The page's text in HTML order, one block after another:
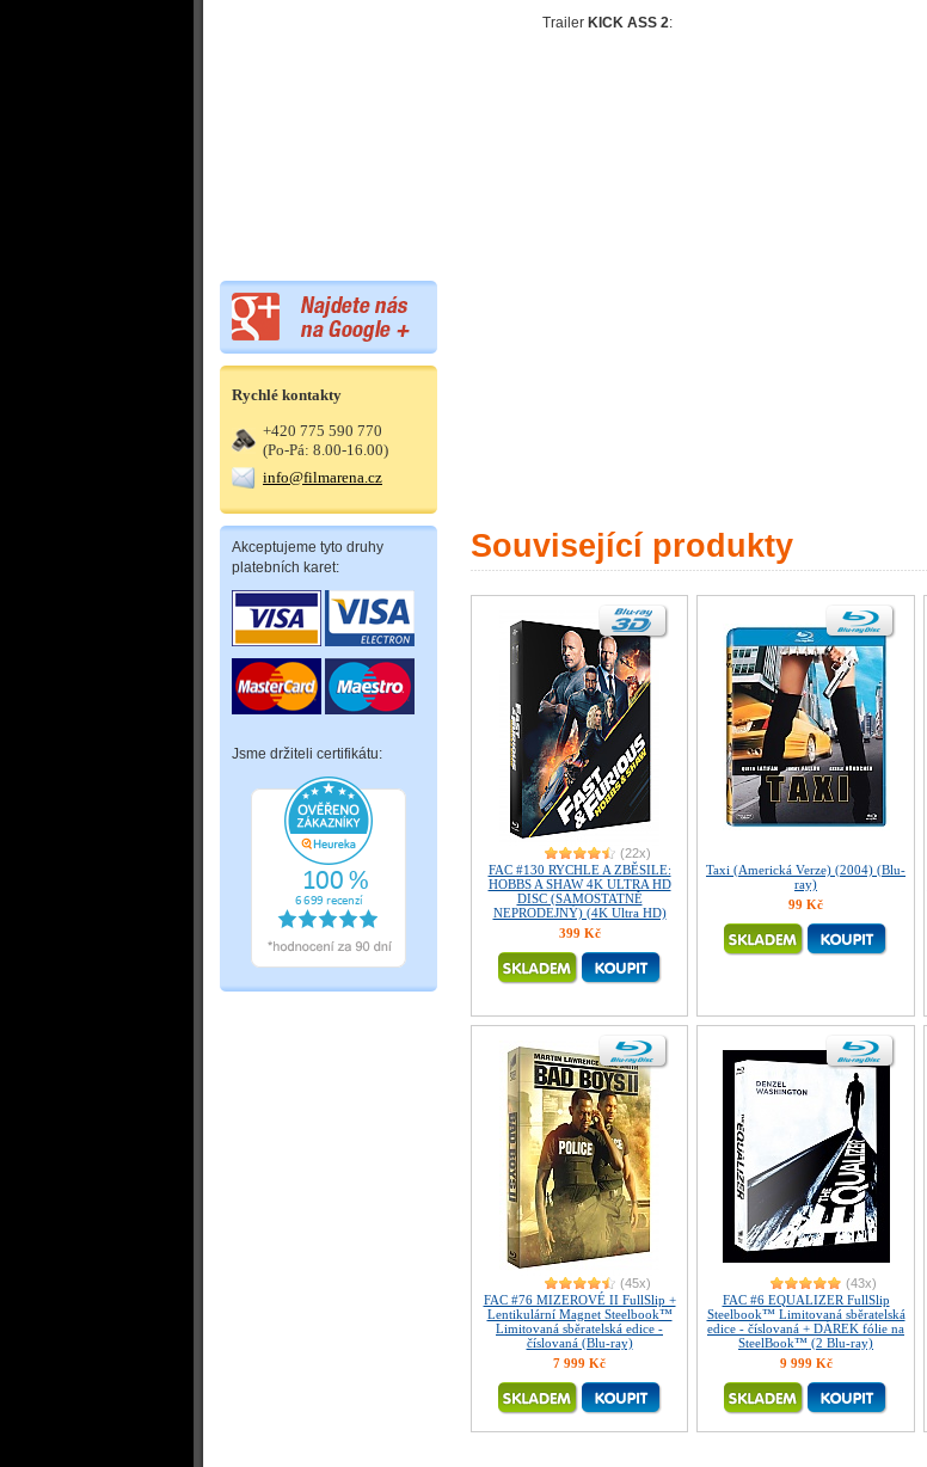
Rychlé kontakty
+420 775 590 770
(Po-Pá: 8.00-16.00)
info@filmarena.cz
Akceptujeme tyto druhy
platebních karet:
Jsme držiteli certifikátu:
Trailer KICK ASS 2:
Související produkty
(22x)
FAC #130 RYCHLE A ZBĚSILE:
HOBBS A SHAW 4K ULTRA HD
DISC (SAMOSTATNĚ
NEPRODEJNÝ) (4K Ultra HD)
399 Kč
Taxi (Americká Verze) (2004) (Blu-
ray)
99 Kč
(45x)
FAC #76 MIZEROVÉ II FullSlip +
Lentikulární Magnet Steelbook™
Limitovaná sběratelská edice -
číslovaná (Blu-ray)
7 999 Kč
(43x)
FAC #6 EQUALIZER FullSlip
Steelbook™ Limitovaná sběratelská
edice - číslovaná + DÁREK fólie na
SteelBook™ (2 Blu-ray)
9 999 Kč